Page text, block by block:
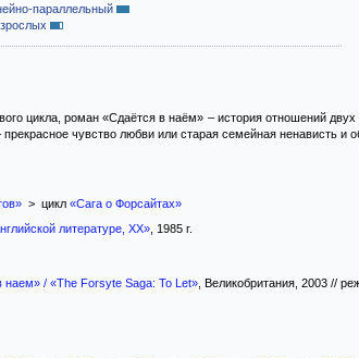
параллельный
цикла, роман «Сдаётся в наём» – история отношений
чувство любви или старая семейная ненависть и
> цикл «Сага о Форсайтах»
литературе, XX», 1985 г.
наем» / «The Forsyte Saga: To Let», Великобритания, 2003 //